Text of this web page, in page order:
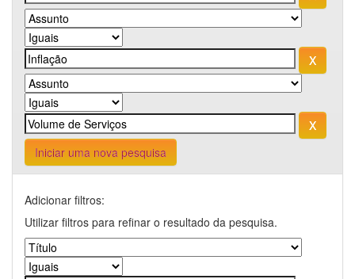
Iniciar uma nova pesquisa
Adicionar filtros:
Utilizar filtros para refinar o resultado da pesquisa.